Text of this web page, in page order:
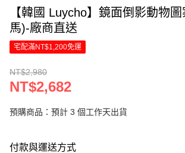
【韓國 Luycho】鏡面倒影動物
馬)-廠商直送
宅配滿NT$1,200免運
NT$2,980
NT$2,682
預購商品：預計 3 個工作天出貨
付款與運送方式